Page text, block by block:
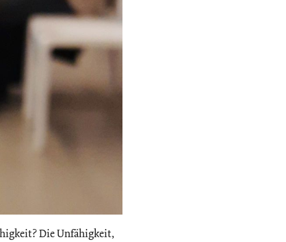
Die Unfähigkeit,